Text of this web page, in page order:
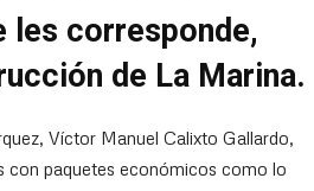
les corresponde,
de La Marina.
Víctor Manuel Calixto Gallardo,
con paquetes económicos como lo